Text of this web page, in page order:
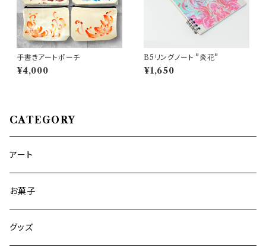
手書きアートポーチ
¥4,000
B5リングノート "炎花"
¥1,650
CATEGORY
アート
お菓子
グッズ